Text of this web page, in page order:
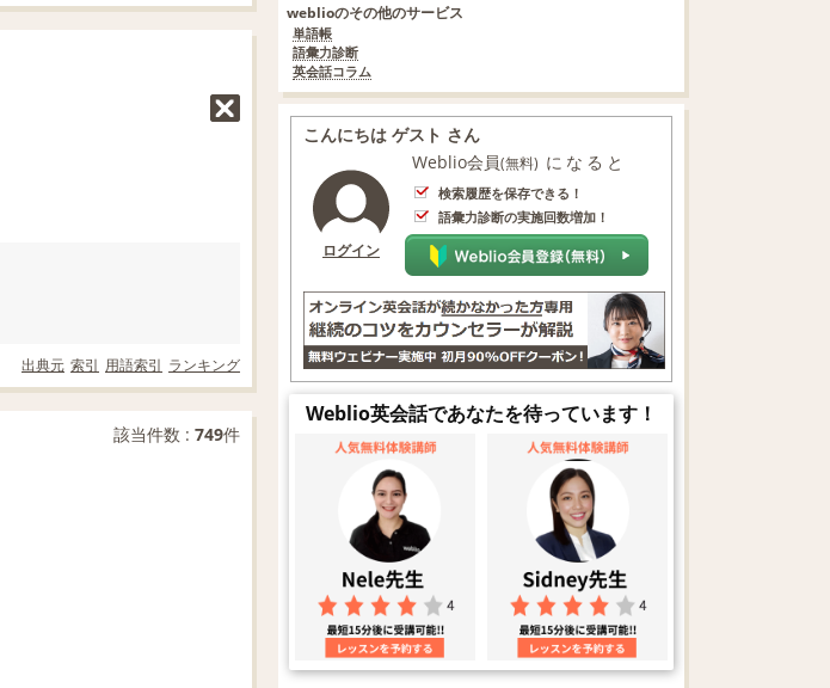
出典元 索引 用語索引 ランキング
該当件数 : 749件
weblioのその他のサービス
単語帳
語彙力診断
英会話コラム
こんにちは ゲスト さん
ログイン
Weblio会員(無料) になると
検索履歴を保存できる！
語彙力診断の実施回数増加！
Weblio英会話であなたを待っています！